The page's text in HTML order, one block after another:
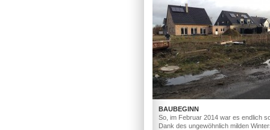
BAUBEGINN
So, im Februar 2014 war es endlich
Dank des ungewöhnlich milden